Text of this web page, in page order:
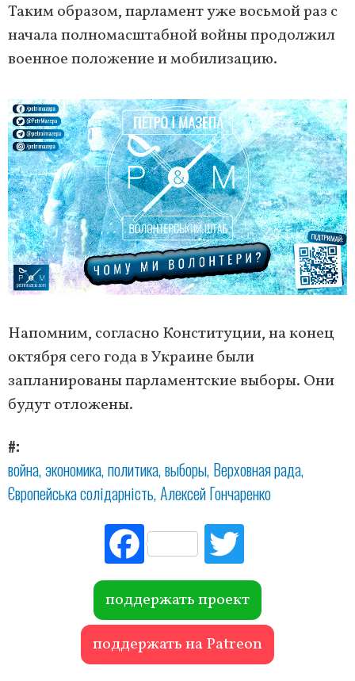
Таким образом, парламент уже восьмой раз с
начала полномасштабной войны продолжил
военное положение и мобилизацию.
Напомним, согласно Конституции, на конец
октября сего года в Украине были
запланированы парламентские выборы. Они
будут отложены.
#
война экономика политика выборы Верховная рада
Європейська солідарність Алексей Гончаренко
Fac
ebo
ok r
поддержать проект
поддержать на Patreon